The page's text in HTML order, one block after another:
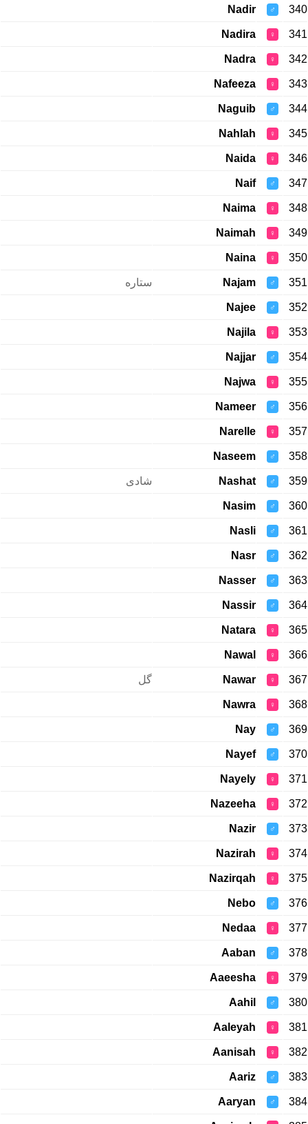
340
♂
Nadir
341
♀
Nadira
342
♀
Nadra
343
♀
Nafeeza
344
♂
Naguib
345
♀
Nahlah
346
♀
Naida
347
♂
Naif
348
♀
Naima
349
♀
Naimah
350
♀
Naina
351
♂
Najam ستاره
352
♂
Najee
353
♀
Najila
354
♂
Najjar
355
♀
Najwa
356
♂
Nameer
357
♀
Narelle
358
♂
Naseem
359
♂
Nashat شادی
360
♂
Nasim
361
♂
Nasli
362
♂
Nasr
363
♂
Nasser
364
♂
Nassir
365
♀
Natara
366
♀
Nawal
367
♀
Nawar گل
368
♀
Nawra
369
♂
Nay
370
♂
Nayef
371
♀
Nayely
372
♀
Nazeeha
373
♂
Nazir
374
♀
Nazirah
375
♀
Nazirqah
376
♂
Nebo
377
♀
Nedaa
378
♂
Aaban
379
♀
Aaeesha
380
♂
Aahil
381
♀
Aaleyah
382
♀
Aanisah
383
♂
Aariz
384
♂
Aaryan